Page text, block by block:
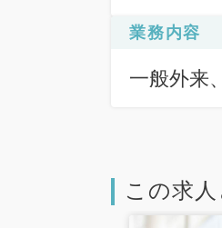
業務内容
一般外来
この求